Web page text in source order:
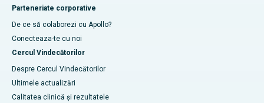
Parteneriate corporative
De ce să colaborezi cu Apollo?
Conecteaza-te cu noi
Cercul Vindecătorilor
Despre Cercul Vindecătorilor
Ultimele actualizări
Calitatea clinică și rezultatele